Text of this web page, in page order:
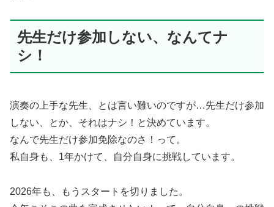
先生だけ参加しない、なんてナ
シ！
演奏の上手な先生、とは言い難いのですが…先生だけ参加
しない、とか、それはナシ！と決めています。
なんで先生だけ参加免除なのさ！って。
私自身も、1年かけて、自分自身に挑戦しています。
2026年も、もうスタートを切りました。